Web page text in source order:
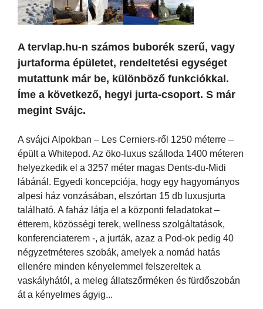
A tervlap.hu-n számos buborék szerű, vagy
jurtaforma épületet, rendeltetési egységet
mutattunk már be, különböző funkciókkal.
Íme a következő, hegyi jurta-csoport. S már
megint Svájc.
A svájci Alpokban – Les Cerniers-ről 1250 méterre –
épült a Whitepod. Az öko-luxus szálloda 1400 méteren
helyezkedik el a 3257 méter magas Dents-du-Midi
lábánál. Egyedi koncepciója, hogy egy hagyományos
alpesi ház vonzásában, elszórtan 15 db luxusjurta
található. A faház látja el a központi feladatokat –
étterem, közösségi terek, wellness szolgáltatások,
konferenciaterem -, a jurták, azaz a Pod-ok pedig 40
négyzetméteres szobák, amelyek a nomád hatás
ellenére minden kényelemmel felszereltek a
vaskályhától, a meleg állatszőrméken és fürdőszobán
át a kényelmes ágyig...